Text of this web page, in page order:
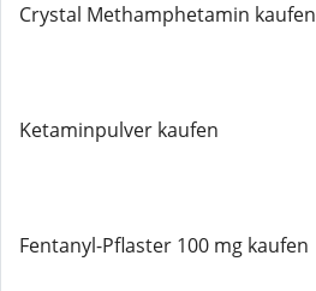
Crystal Methamphetamin kaufen
Ketaminpulver kaufen
Fentanyl-Pflaster 100 mg kaufen